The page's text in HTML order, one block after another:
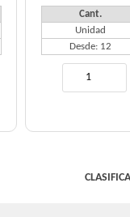
Cant.
Unidad
Desde: 12